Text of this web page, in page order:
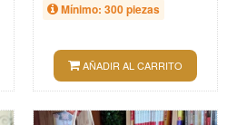
Mínimo: 300 piezas
AÑADIR AL CARRITO